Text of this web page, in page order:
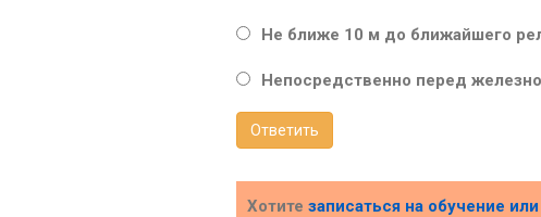
Не ближе 10 м до ближайшего
Непосредственно перед
Ответить
Хотите записаться на обучение